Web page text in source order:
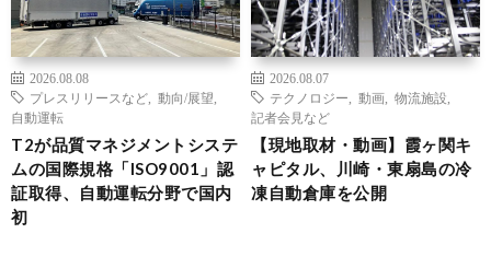
2026.08.08
プレスリリースなど
動向/展望
自動運転
T2が品質マネジメントシステ
ムの国際規格「ISO9001」認
証取得、自動運転分野で国内
初
2026.08.07
テクノロジー
動画 物流施設
記者会見など
【現地取材・動画】霞ヶ関キ
ャピタル、川崎・東扇島の冷
凍自動倉庫を公開